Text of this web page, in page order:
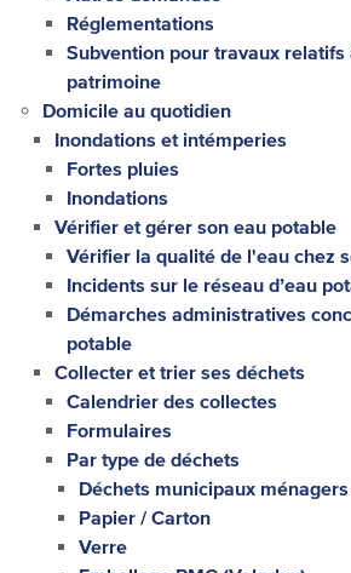
Réglementations
Subvention pour travaux
patrimoine
Domicile au quotidien
Inondations et intémperies
Fortes pluies
Inondations
Vérifier et gérer son eau potable
Vérifier la qualité de l'eau chez
Incidents sur le réseau d’eau
Démarches administratives
potable
Collecter et trier ses déchets
Calendrier des collectes
Formulaires
Par type de déchets
Déchets municipaux
Papier / Carton
Verre